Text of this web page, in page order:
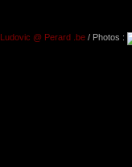
/ Photos :